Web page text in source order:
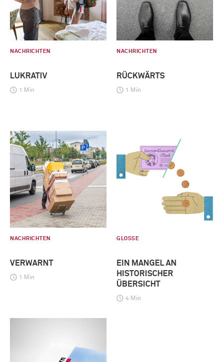
NACHRICHTEN
LUKRATIV
1 Min
NACHRICHTEN
RÜCKWÄRTS
1 Min
NACHRICHTEN
VERWARNT
1 Min
GLOSSE
EIN MANGEL AN
HISTORISCHER
ÜBERSICHT
4 Min